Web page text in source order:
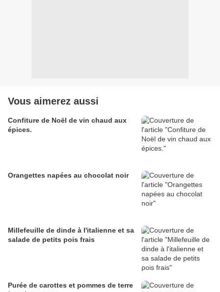
Vous aimerez aussi
Confiture de Noël de vin chaud aux
épices.
Orangettes napées au chocolat noir
Millefeuille de dinde à l'italienne et sa
salade de petits pois frais
Purée de carottes et pommes de terre